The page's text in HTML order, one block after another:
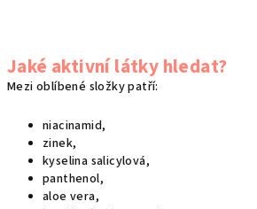
Jaké aktivní látky hledat?
Mezi oblíbené složky patří:
niacinamid,
zinek,
kyselina salicylová,
panthenol,
aloe vera,